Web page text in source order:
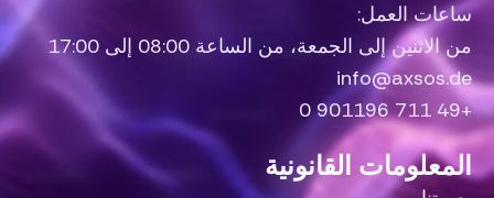
ساعات العمل:
من الاثنين إلى الجمعة، من الساعة 08:00 إلى 17:00
info@axsos.de
+49 711 901196 0
المعلومات القانونية